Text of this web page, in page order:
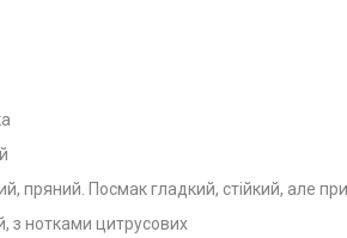
пряний. Посмак гладкий, стійкий, але
з нотками цитрусових